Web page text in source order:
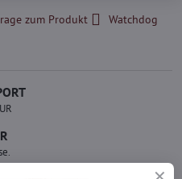
zum Produkt
Watchdog